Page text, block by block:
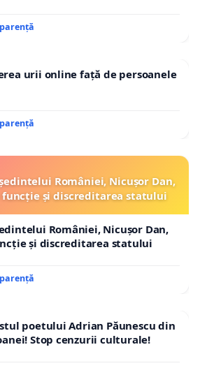
urii online față de persoanele
României, Nicușor Dan,
și discreditarea statului
României, Nicușor Dan,
și discreditarea statului
poetului Adrian Păunescu din
Stop cenzurii culturale!